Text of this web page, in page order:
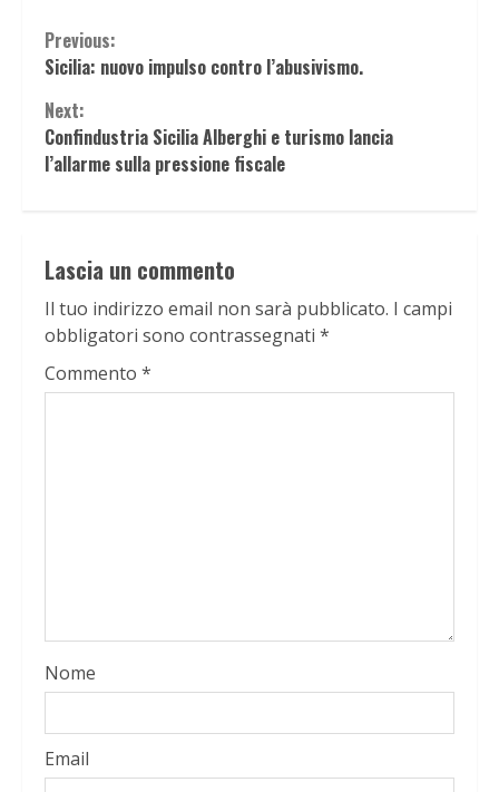
Continue
Reading
Previous:
Sicilia: nuovo impulso contro l’abusivismo.
Next:
Confindustria Sicilia Alberghi e turismo lancia
l’allarme sulla pressione fiscale
Lascia un commento
Il tuo indirizzo email non sarà pubblicato. I campi
obbligatori sono contrassegnati *
Commento *
Nome
Email